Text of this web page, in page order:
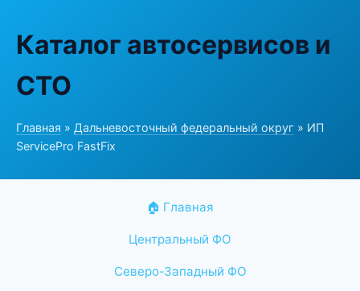
Каталог автосервисов и
СТО
Главная » Дальневосточный федеральный округ » ИП
ServicePro FastFix
🏠 Главная
Центральный ФО
Северо-Западный ФО